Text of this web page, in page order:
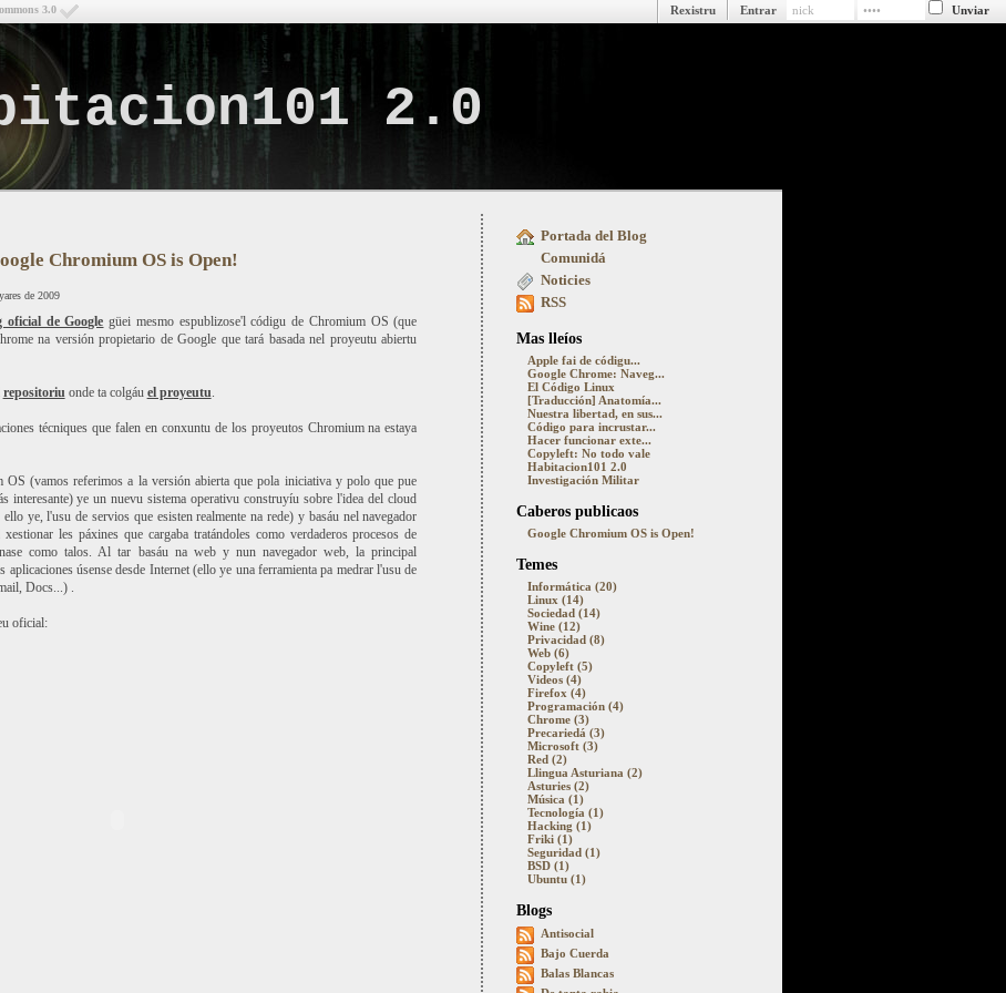
3.0 Entrar
Rexistru
2.0
Lo que pasa detrás y delantre la pantalla
Portada del Blog
Comunidá
Noticies
RSS
Mas lleíos
Apple fai de códigu...
Google Chrome: Naveg...
El Código Linux
[Traducción] Anatomía...
Nuestra libertad, en sus...
Código para incrustar...
Hacer funcionar exte...
Copyleft: No todo vale
Habitacion101 2.0
Investigación Militar
Caberos publicaos
Google Chromium OS is Open!
Temes
Informática (20)
Linux (14)
Sociedad (14)
Wine (12)
Privacidad (8)
Web (6)
Copyleft (5)
Videos (4)
Firefox (4)
Programación (4)
Chrome (3)
Precariedá (3)
Microsoft (3)
Red (2)
Llingua Asturiana (2)
Asturies (2)
Música (1)
Tecnología (1)
Hacking (1)
Friki (1)
Seguridad (1)
BSD (1)
Ubuntu (1)
Blogs
Antisocial
Bajo Cuerda
Balas Blancas
Chromium OS is Open!
de 2009
oficial de Google güei mesmo espublizose'l códigu de Chromium OS (que
na versión propietario de Google que tará basada nel proyeutu abiertu
repositoriuonde ta colgáu el proyeutu.
técniques que falen en conxuntu de los proyeutos Chromium na estaya
OS (vamos referimos a la versión abierta que pola iniciativa y polo que pue
interesante) ye un nuevu sistema operativu construyíu sobre l'idea del cloud
ye, l'usu de servios que esisten realmente na rede) y basáu nel navegador
les páxines que cargaba tratándoles como verdaderos procesos de
como talos. Al tar basáu na web y nun navegador web, la principal
aplicaciones úsense desde Internet (ello ye una ferramienta pa medrar l'usu de
Docs...) .
oficial: